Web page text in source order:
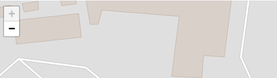
+
−